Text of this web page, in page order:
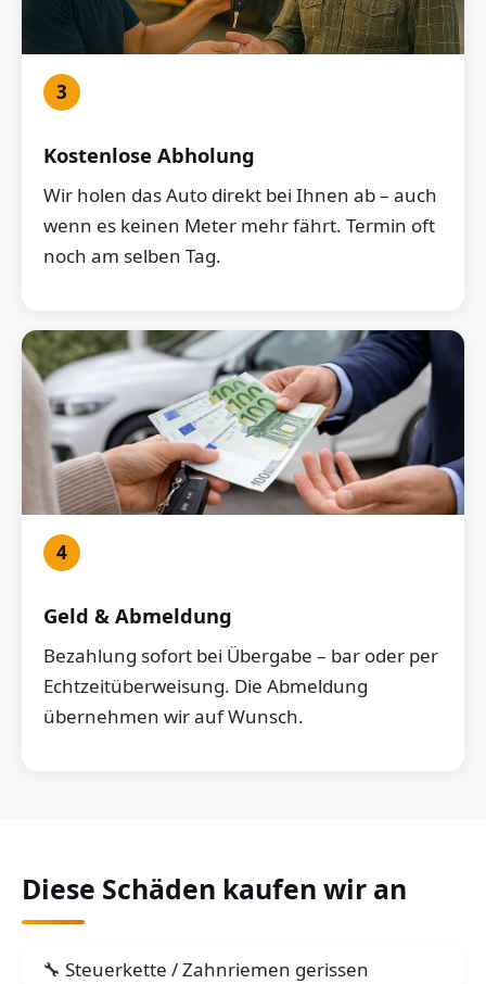
3
Kostenlose Abholung
Wir holen das Auto direkt bei Ihnen ab – auch
wenn es keinen Meter mehr fährt. Termin oft
noch am selben Tag.
4
Geld & Abmeldung
Bezahlung sofort bei Übergabe – bar oder per
Echtzeitüberweisung. Die Abmeldung
übernehmen wir auf Wunsch.
Diese Schäden kaufen wir an
Steuerkette / Zahnriemen gerissen